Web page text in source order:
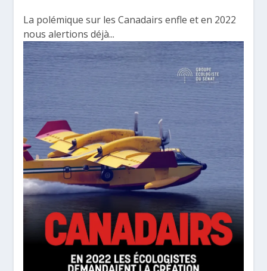
La polémique sur les Canadairs enfle et en 2022
nous alertions déjà...